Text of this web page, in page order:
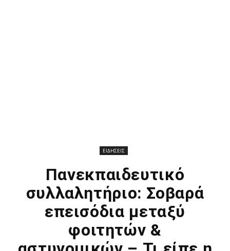
ΕΙΔΗΣΕΙΣ
Πανεκπαιδευτικό
συλλαλητήριο: Σοβαρά
επεισόδια μεταξύ
φοιτητών &